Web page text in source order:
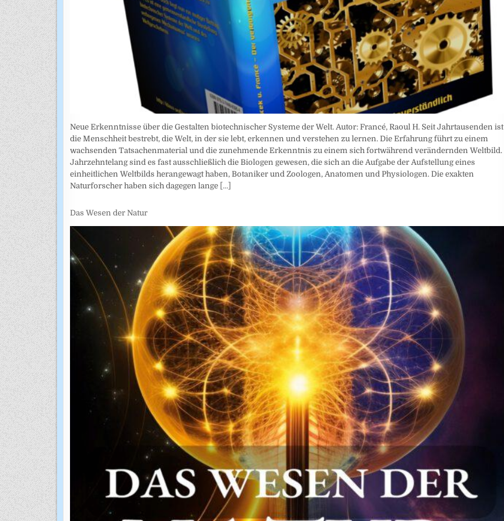
Neue Erkenntnisse über die Gestalten biotechnischer Systeme der Welt. Autor: Francé, Raoul H. Seit Jahrtausenden ist
die Menschheit bestrebt, die Welt, in der sie lebt, erkennen und verstehen zu lernen. Die Erfahrung führt zu einem
wachsenden Tatsachenmaterial und die zunehmende Erkenntnis zu einem sich fortwährend verändernden Weltbild.
Jahrzehntelang sind es fast ausschließlich die Biologen gewesen, die sich an die Aufgabe der Aufstellung eines
einheitlichen Weltbilds herangewagt haben, Botaniker und Zoologen, Anatomen und Physiologen. Die exakten
Naturforscher haben sich dagegen lange [...]
Das Wesen der Natur